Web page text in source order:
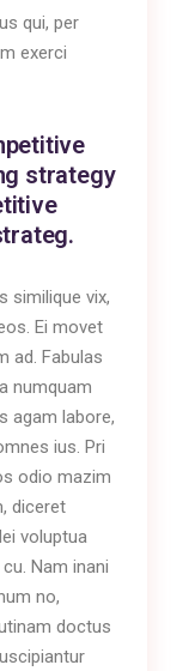
qui, per
exerci
strategy
similique vix,
Ei movet
ad. Fabulas
numquam
agam labore,
ius. Pri
odio mazim
diceret
voluptua
Nam inani
no,
doctus